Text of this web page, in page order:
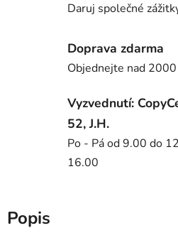
Daruj společné
Doprava zdarma
Objednejte nad 2000
Vyzvednutí:
52, J.H.
Po - Pá od 9.00 do
16.00
Popis